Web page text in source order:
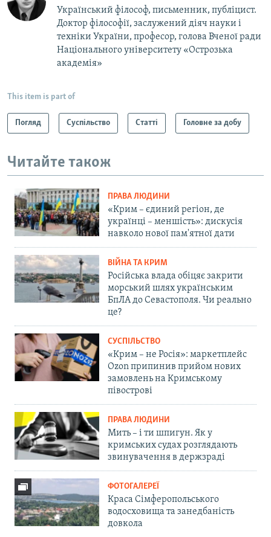
Український філософ, письменник, публіцист.
Доктор філософії, заслужений діяч науки і
техніки України, професор,​ голова Вченої ради
Національного університету «Острозька
академія»
This item is part of
Погляд Суспільство Статті Головне за добу
Читайте також
ПРАВА ЛЮДИНИ
«Крим – єдиний регіон, де
українці – меншість»: дискусія
навколо нової пам'ятної дати
ВІЙНА ТА КРИМ
Російська влада обіцяє закрити
морський шлях українським
БпЛА до Севастополя. Чи реально
це?
СУСПІЛЬСТВО
«Крим – не Росія»: маркетплейс
Ozon припинив прийом нових
замовлень на Кримському
півострові
ПРАВА ЛЮДИНИ
Мить – і ти шпигун. Як у
кримських судах розглядають
звинувачення в держзраді
ФОТОГАЛЕРЕЇ
Краса Сімферопольського
водосховища та занедбаність
довкола